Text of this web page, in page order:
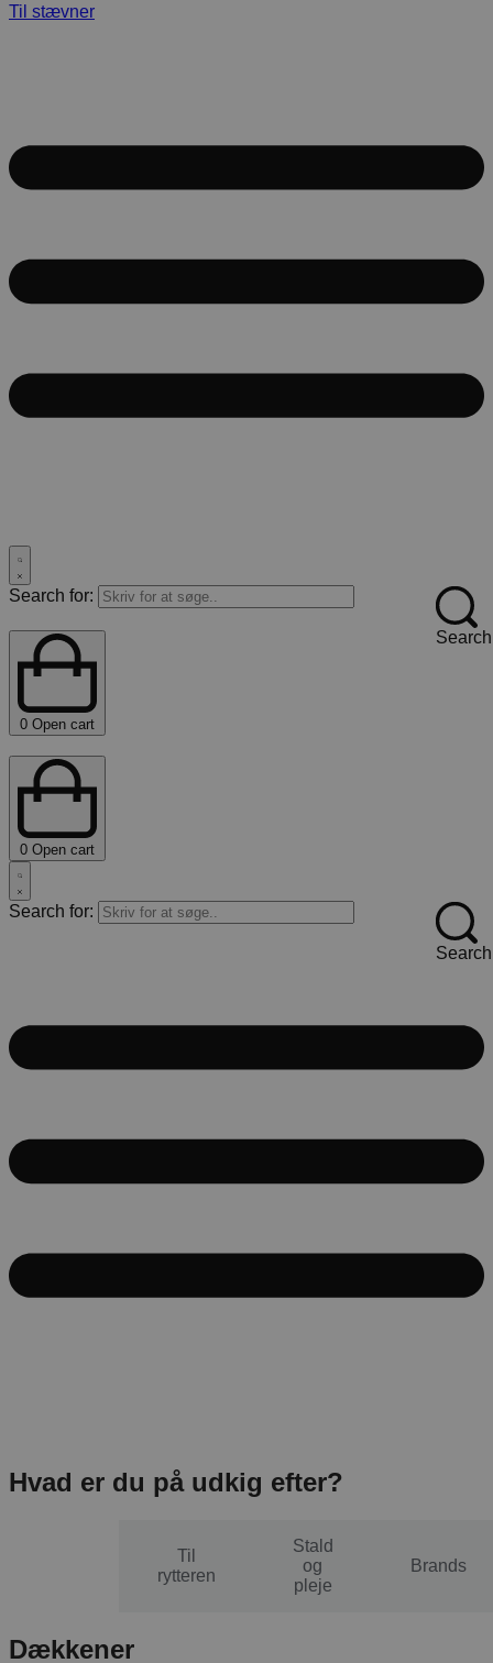
Til stævner
Search for:
Search
0 Open cart
0 Open cart
Search for:
Search
Hvad er du på udkig efter?
Til
rytteren
Stald
og
pleje
Brands
Dækkener